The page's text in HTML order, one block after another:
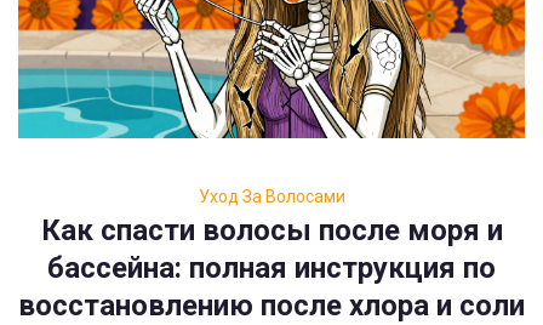
Уход За Волосами
Как спасти волосы после моря и
бассейна: полная инструкция по
восстановлению после хлора и соли